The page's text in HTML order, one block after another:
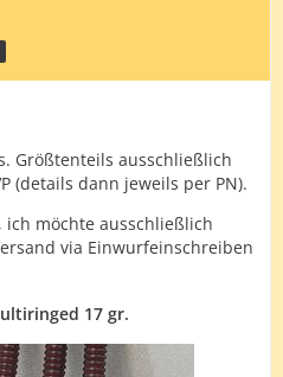
Größtenteils ausschließlich
(details dann jeweils per PN).
ich möchte ausschließlich
via Einwurfeinschreiben
d 17 gr.